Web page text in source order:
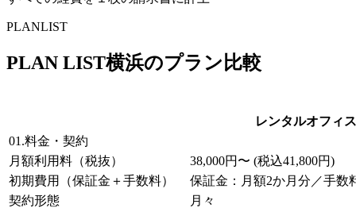
PLANLIST
PLAN LIST横浜のプラン比較
レンタルオフィス
01.料金・契約
月額利用料（税抜）
38,000円〜 (税込41,800円)
初期費用（保証金＋手数料）
保証金：月額2か月分／手数
契約形態
月々